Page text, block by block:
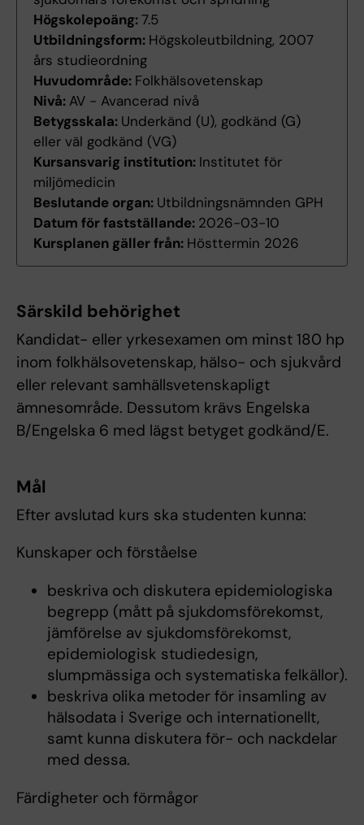
Högskolepoäng:7.5
Utbildningsform: Högskoleutbildning, 2007
års studieordning
Huvudområde: Folkhälsovetenskap
Nivå: AV - Avancerad nivå
Betygsskala: Underkänd (U), godkänd (G)
eller väl godkänd (VG)
Kursansvarig institution: Institutet för
miljömedicin
Beslutande organ: Utbildningsnämnden GPH
Datum för fastställande: 2026-03-10
Kursplanen gäller från: Hösttermin 2026
Särskild behörighet
Kandidat- eller yrkesexamen om minst 180 hp
inom folkhälsovetenskap, hälso- och sjukvård
eller relevant samhällsvetenskapligt
ämnesområde. Dessutom krävs Engelska
B/Engelska 6 med lägst betyget godkänd/E.
Mål
Efter avslutad kurs ska studenten kunna:
Kunskaper och förståelse
beskriva och diskutera epidemiologiska
begrepp (mått på sjukdomsförekomst,
jämförelse av sjukdomsförekomst,
epidemiologisk studiedesign,
slumpmässiga och systematiska felkällor).
beskriva olika metoder för insamling av
hälsodata i Sverige och internationellt,
samt kunna diskutera för- och nackdelar
med dessa.
Färdigheter och förmågor